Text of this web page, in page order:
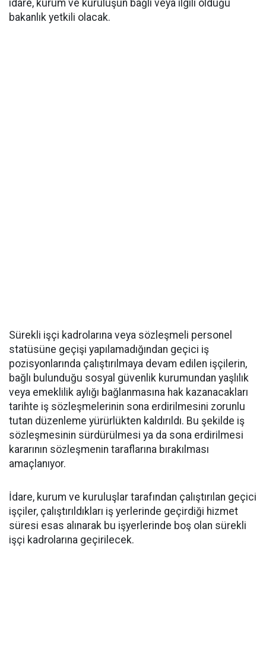
idare, kurum ve kuruluşun bağlı veya ilgili olduğu
bakanlık yetkili olacak.
Sürekli işçi kadrolarına veya sözleşmeli personel
statüsüne geçişi yapılamadığından geçici iş
pozisyonlarında çalıştırılmaya devam edilen işçilerin,
bağlı bulunduğu sosyal güvenlik kurumundan yaşlılık
veya emeklilik aylığı bağlanmasına hak kazanacakları
tarihte iş sözleşmelerinin sona erdirilmesini zorunlu
tutan düzenleme yürürlükten kaldırıldı. Bu şekilde iş
sözleşmesinin sürdürülmesi ya da sona erdirilmesi
kararının sözleşmenin taraflarına bırakılması
amaçlanıyor.
İdare, kurum ve kuruluşlar tarafından çalıştırılan geçici
işçiler, çalıştırıldıkları iş yerlerinde geçirdiği hizmet
süresi esas alınarak bu işyerlerinde boş olan sürekli
işçi kadrolarına geçirilecek.